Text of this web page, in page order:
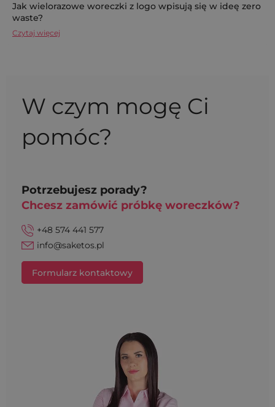
Jak wielorazowe woreczki z logo wpisują się w ideę zero
waste?
Czytaj więcej
W czym mogę Ci
pomóc?
Potrzebujesz porady?
Chcesz zamówić próbkę woreczków?
+48 574 441 577
info@saketos.pl
Formularz kontaktowy